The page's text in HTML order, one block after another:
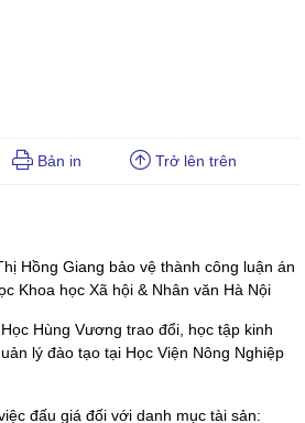
Bản in Trở lên trên
Hồng Giang bảo vệ thành công luận án
Khoa học Xã hội & Nhân văn Hà Nội
Hùng Vương trao đổi, học tập kinh
lý đào tạo tại Học Viện Nông Nghiệp
đấu giá đối với danh mục tài sản: